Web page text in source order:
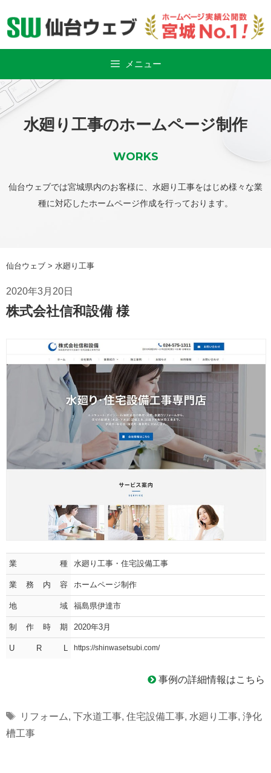
メニュー
水廻り工事のホームページ制作
WORKS
仙台ウェブでは宮城県内のお客様に、水廻り工事をはじめ様々な業
種に対応したホームページ作成を行っております。
仙台ウェブ > 水廻り工事
2020年3月20日
株式会社信和設備 様
業種 水廻り工事・住宅設備工事
業務内容 ホームページ制作
地域 福島県伊達市
制作時期 2020年3月
U R L https://shinwasetsubi.com/
事例の詳細情報はこちら
Tags
リフォーム, 下水道工事, 住宅設備工事, 水廻り工事, 浄化
槽工事